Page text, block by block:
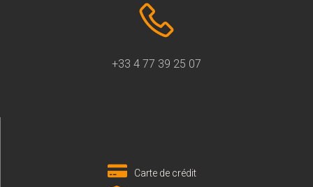
+33 4 77 39 25 07
Carte de crédit